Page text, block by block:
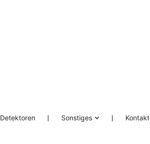
Detektoren ❘ Sonstiges ❘ Kontakt